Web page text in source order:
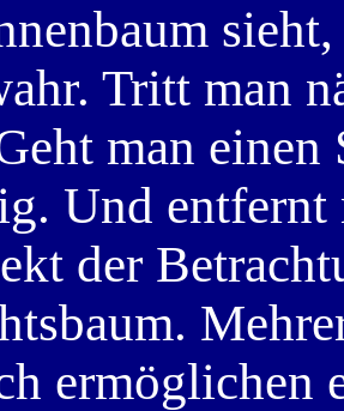
Tritt man
man
Und
der
ermöglichen